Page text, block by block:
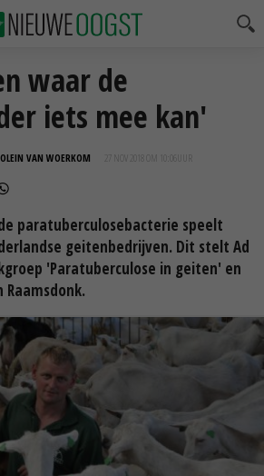
waar de
iets mee kan'
VAN WOERKOM 27 NOV 2018 OM 10:06
paratuberculosebacterie speelt
geitenbedrijven. Dit stelt Ad
'Paratuberculose in geiten' en